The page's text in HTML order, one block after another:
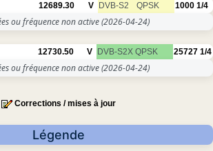
12689.30 V DVB-S2 QPSK 1000 1/4
ou fréquence non active(2026-04-24)
12730.50 V DVB-S2X QPSK 25727 1/4
ou fréquence non active(2026-04-24)
Corrections / mises à jour
Légende